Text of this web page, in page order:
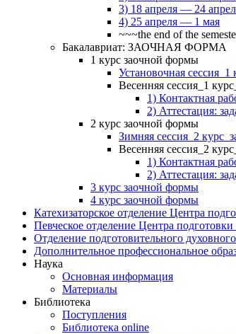
3) 18 апреля — 24
4) 25 апреля — 1 мая
~~~the end of the
Бакалавриат: ЗАОЧНАЯ ФОРМА
1 курс заочной формы
Установочная сессия_1
Весенняя сессия_1
1) Контактная
2) Аттестация:
2 курс заочной формы
Зимняя сессия_2
Весенняя сессия_2
1) Контактная
2) Аттестация:
3 курс заочной формы
4 курс заочной формы
Катехизаторское отделение Центра
Певческое отделение Центра
Отделение подготовительного
Дополнительное профессиональное
Наука
Основная информация
Материалы
Библиотека
Поступления
Библиотека online